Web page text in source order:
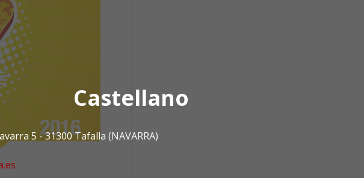
Castellano
5 - 31300 Tafalla (NAVARRA)